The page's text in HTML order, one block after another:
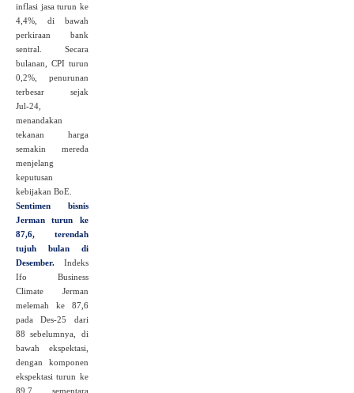
inflasi jasa turun ke
4,4%, di bawah
perkiraan bank
sentral. Secara
bulanan, CPI turun
0,2%, penurunan
terbesar sejak
Jul‑24,
menandakan
tekanan harga
semakin mereda
menjelang
keputusan
kebijakan BoE.
Sentimen bisnis
Jerman turun ke
87,6, terendah
tujuh bulan di
Desember.
Indeks
Ifo Business
Climate Jerman
melemah ke 87,6
pada Des‑25 dari
88 sebelumnya, di
bawah ekspektasi,
dengan komponen
ekspektasi turun ke
89,7 sementara